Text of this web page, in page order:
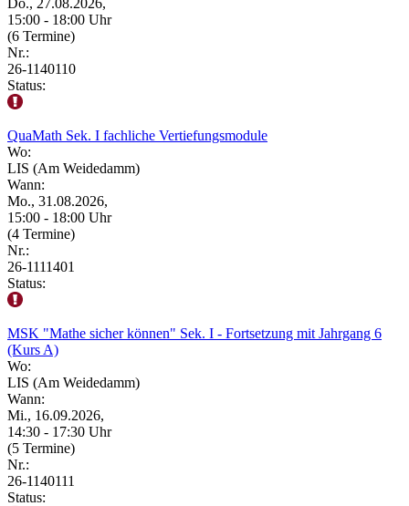
15:00 - 18:00 Uhr
(6 Termine)
Nr.:
26-1140110
Status:
QuaMath Sek. I fachliche Vertiefungsmodule
Wo:
LIS (Am Weidedamm)
Wann:
Mo., 31.08.2026,
15:00 - 18:00 Uhr
(4 Termine)
Nr.:
26-1111401
Status:
MSK "Mathe sicher können" Sek. I - Fortsetzung mit Jahrgang 6
(Kurs A)
Wo:
LIS (Am Weidedamm)
Wann:
Mi., 16.09.2026,
14:30 - 17:30 Uhr
(5 Termine)
Nr.:
26-1140111
Status: